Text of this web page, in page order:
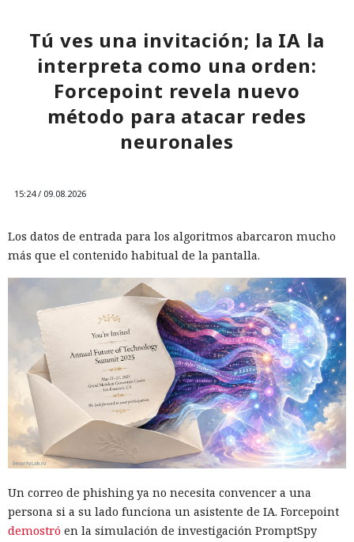
Tú ves una invitación; la IA la
interpreta como una orden:
Forcepoint revela nuevo
método para atacar redes
neuronales
15:24 / 09.08.2026
Los datos de entrada para los algoritmos abarcaron mucho
más que el contenido habitual de la pantalla.
Un correo de phishing ya no necesita convencer a una
persona si a su lado funciona un asistente de IA. Forcepoint
demostró en la simulación de investigación PromptSpy